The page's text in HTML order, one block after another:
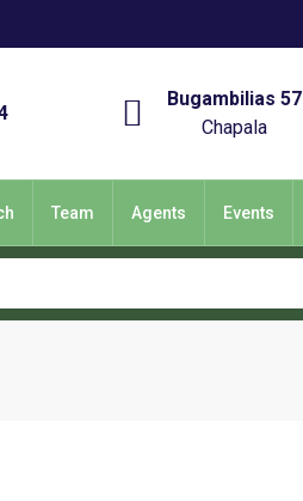
Bugambilias 57
Chapala
Team Agents Events